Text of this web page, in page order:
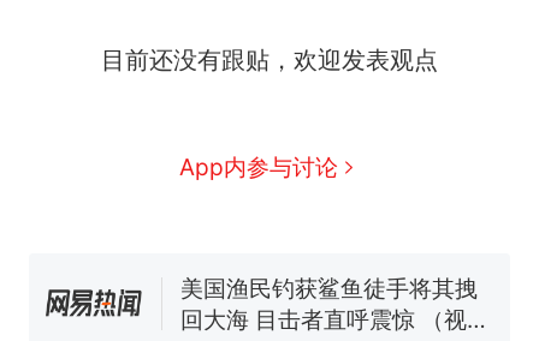
目前还没有跟贴，欢迎发表观点
App内参与讨论
因老师一句“跟我回家”改写了
费大厨“全国小炒肉大王”称
号，仅凭视频评出？中国烹饪
140多朵
美国渔民钓获鲨鱼徒手将其拽
回大海 目击者直呼震惊 （视频